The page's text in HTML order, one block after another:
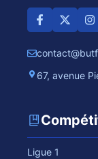
67, avenue
Ligue 1